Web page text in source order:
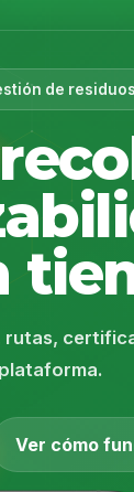
de residuos
Ver cómo